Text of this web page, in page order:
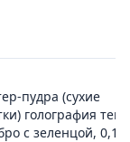
пудра (сухие
голография
с зеленцой, 0,1